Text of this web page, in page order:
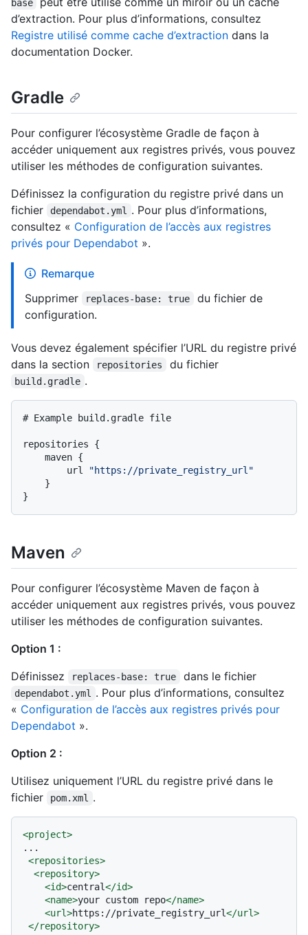
base
d’extraction. Pour plus d’informations, consultez
Registre utilisé comme cache d’extraction dans la
documentation Docker.
Gradle
Pour configurer l’écosystème Gradle de façon à
accéder uniquement aux registres privés, vous pouvez
utiliser les méthodes de configuration suivantes.
Définissez la configuration du registre privé dans un
fichier
dependabot.yml
. Pour plus d’informations,
consultez « Configuration de l’accès aux registres
privés pour Dependabot ».
Remarque
Supprimer
replaces-base: true
du fichier de
configuration.
Vous devez également spécifier l’URL du registre privé
dans la section
repositories du fichier
build.gradle .
# Example build.gradle file
repositories {
        url
"https://private_registry_url"
Maven
Pour configurer l’écosystème Maven de façon à
accéder uniquement aux registres privés, vous pouvez
utiliser les méthodes de configuration suivantes.
Option 1 :
Définissez
replaces-base: true dans le fichier
dependabot.yml
. Pour plus d’informations, consultez
« Configuration de l’accès aux registres privés pour
Dependabot ».
Option 2 :
Utilisez uniquement l’URL du registre privé dans le
fichier
pom.xml .
<project>
...
<repositories>
<repository>
<id>central</id>
<name>your custom repo</name>
<url>https://private_registry_url</url>
</repository>